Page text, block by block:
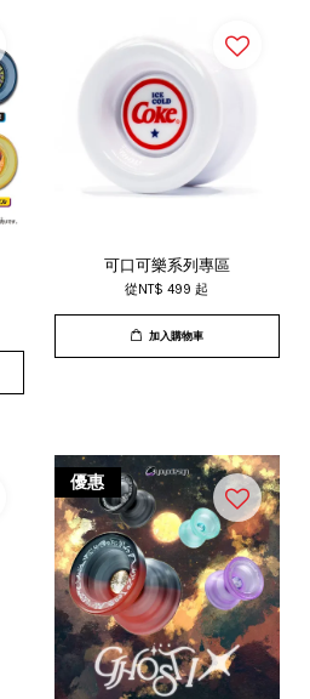
可口可樂系列專區
從NT$ 499起
加入購物車
優惠